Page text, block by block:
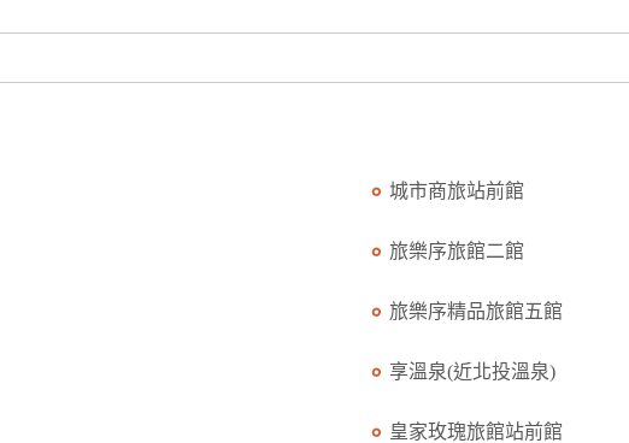
城市商旅站前館
旅樂序旅館二館
旅樂序精品旅館五館
享溫泉(近北投溫泉)
皇家玫瑰旅館站前館